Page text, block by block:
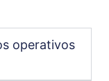
operativos